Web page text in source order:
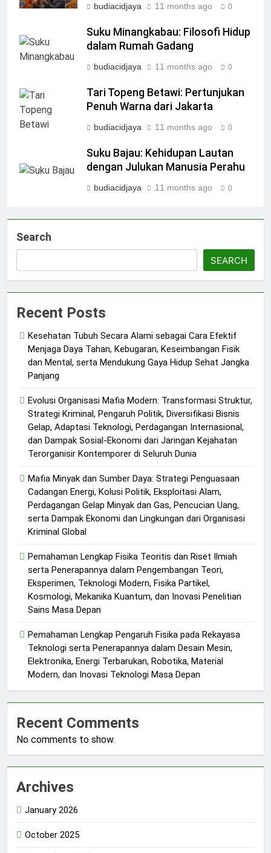
budiacidjaya 11 months ago 0
Suku Minangkabau: Filosofi Hidup
dalam Rumah Gadang
budiacidjaya 11 months ago 0
Tari Topeng Betawi: Pertunjukan
Penuh Warna dari Jakarta
budiacidjaya 11 months ago 0
Suku Bajau: Kehidupan Lautan
dengan Julukan Manusia Perahu
budiacidjaya 11 months ago 0
Search
SEARCH
Recent Posts
Kesehatan Tubuh Secara Alami sebagai Cara Efektif
Menjaga Daya Tahan, Kebugaran, Keseimbangan Fisik
dan Mental, serta Mendukung Gaya Hidup Sehat Jangka
Panjang
Evolusi Organisasi Mafia Modern: Transformasi Struktur,
Strategi Kriminal, Pengaruh Politik, Diversifikasi Bisnis
Gelap, Adaptasi Teknologi, Perdagangan Internasional,
dan Dampak Sosial-Ekonomi dari Jaringan Kejahatan
Terorganisir Kontemporer di Seluruh Dunia
Mafia Minyak dan Sumber Daya: Strategi Penguasaan
Cadangan Energi, Kolusi Politik, Eksploitasi Alam,
Perdagangan Gelap Minyak dan Gas, Pencucian Uang,
serta Dampak Ekonomi dan Lingkungan dari Organisasi
Kriminal Global
Pemahaman Lengkap Fisika Teoritis dan Riset Ilmiah
serta Penerapannya dalam Pengembangan Teori,
Eksperimen, Teknologi Modern, Fisika Partikel,
Kosmologi, Mekanika Kuantum, dan Inovasi Penelitian
Sains Masa Depan
Pemahaman Lengkap Pengaruh Fisika pada Rekayasa
Teknologi serta Penerapannya dalam Desain Mesin,
Elektronika, Energi Terbarukan, Robotika, Material
Modern, dan Inovasi Teknologi Masa Depan
Recent Comments
No comments to show.
Archives
January 2026
October 2025